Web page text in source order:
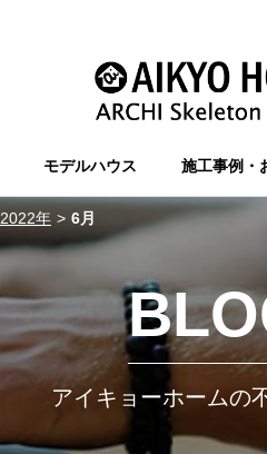
モデルハウス 施工事例・
2022年 6月
アイキョーホームの